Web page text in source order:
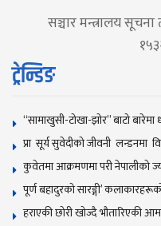
सञ्चार मन्त्रालय सूचना
ट्रेन्डिङ
“सामाखुसी-टोखा-झोर” बाटो बारेमा
प्रा सूर्य सुवेदीको जीवनी लन्डनमा
कुवेतमा आक्रमणमा परी नेपालीको
पूर्ण बहादुरको सारङ्गी’
हराएकी छोरी खोज्दै भौतारिएकी